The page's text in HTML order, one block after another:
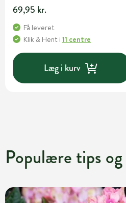
69,95 kr.
Få leveret
Klik & Hent i 11 centre
Læg i kurv
Populære tips